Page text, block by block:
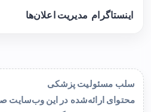
اینستاگرام مدیریت اعلان‌ها
سلب مسئولیت پزشکی
محتوای ارائه‌شده در این وب‌سایت